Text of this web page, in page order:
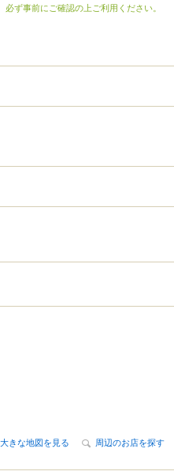
ず事前にご確認の上ご利用ください。
大きな地図を見る 周辺のお店を探す